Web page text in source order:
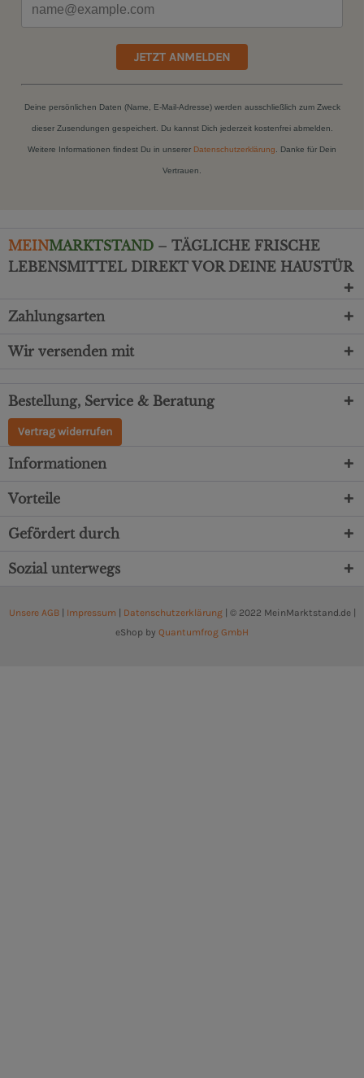
JETZT ANMELDEN
Deine persönlichen Daten (Name, E-Mail-Adresse) werden ausschließlich zum Zweck
dieser Zusendungen gespeichert. Du kannst Dich jederzeit kostenfrei abmelden.
Weitere Informationen findest Du in unserer Datenschutzerklärung . Danke für Dein
Vertrauen.
MEINMARKTSTAND – TÄGLICHE FRISCHE
LEBENSMITTEL DIREKT VOR DEINE HAUSTÜR
Zahlungsarten
Wir versenden mit
Bestellung, Service & Beratung
Vertrag widerrufen
Informationen
Vorteile
Gefördert durch
Sozial unterwegs
Unsere AGB| Impressum Datenschutzerklärung| © 2022 MeinMarktstand.de |
eShop by Quantumfrog GmbH